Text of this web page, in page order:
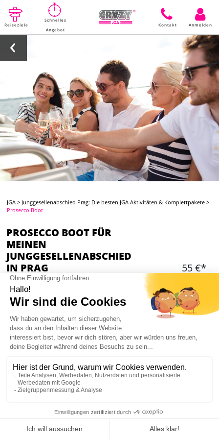
Reiseziele
Schnelles
Angebot
Kontakt Anmelden
JGA > Junggesellenabschied Prag: Die besten JGA Aktivitäten & Komplettpakete >
Prosecco Boot
PROSECCO BOOT FÜR
MEINEN
JUNGGESELLENABSCHIED
IN PRAG
55 €*
Hinzufügen
Dauer: 1,5 Stunden
10 Liter Prosecco
Kellner/in an bord
Lokaler Reiseguide
Mein JGA in Prag